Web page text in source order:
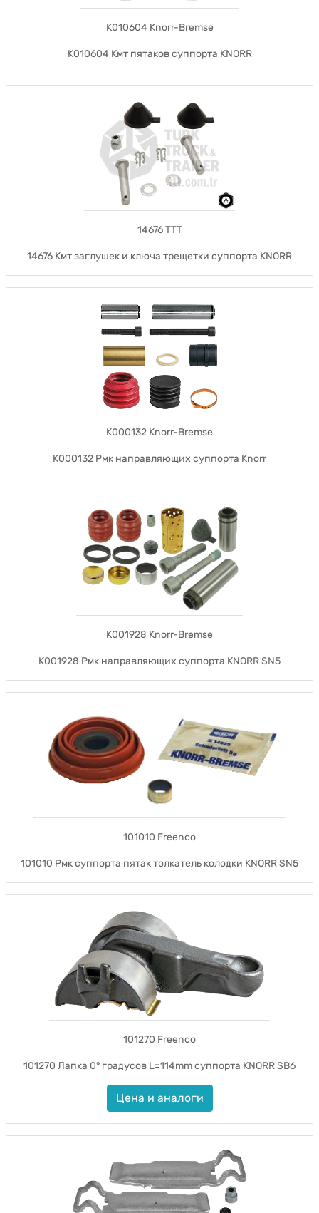
K010604 Knorr-Bremse
K010604 Кмт пятаков суппорта KNORR
14676 TTT
14676 Кмт заглушек и ключа трещетки суппорта KNORR
K000132 Knorr-Bremse
K000132 Рмк направляющих суппорта Knorr
K001928 Knorr-Bremse
K001928 Pмк направляющих суппорта KNORR SN5
101010 Freenco
101010 Рмк суппорта пятак толкатель колодки KNORR SN5
101270 Freenco
101270 Лапка 0° градусов L=114mm суппорта KNORR SB6
Цена и аналоги